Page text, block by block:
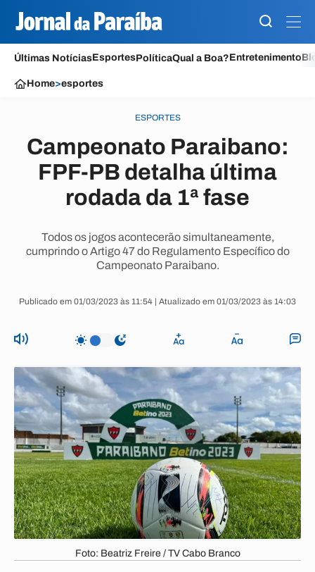
Últimas NotíciasEsportesPolíticaQual a Boa?Entretenimento
Home>esportes
ESPORTES
Campeonato Paraibano:
FPF-PB detalha última
rodada da 1ª fase
Todos os jogos acontecerão simultaneamente,
cumprindo o Artigo 47 do Regulamento Específico do
Campeonato Paraibano.
Publicado em 01/03/2023 às 11:54 | Atualizado em 01/03/2023 às 14:03
Foto: Beatriz Freire / TV Cabo Branco